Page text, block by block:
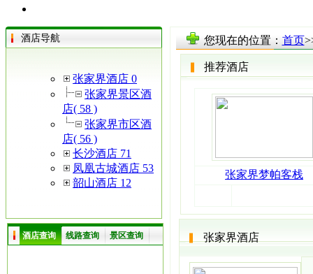
酒店导航
张家界酒店 0
张家界景区酒
店( 58 )
张家界市区酒
店( 56 )
长沙酒店 71
凤凰古城酒店 53
韶山酒店 12
酒店查询 线路查询 景区查询
您现在的位置： 首页
推荐酒店
张家界梦帕客栈
张家界酒店